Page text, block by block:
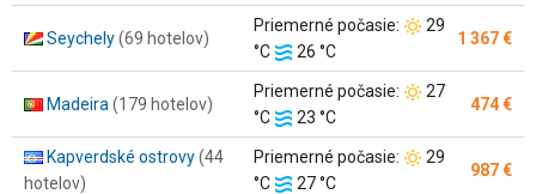
vody:
Seychely(69 hotelov)
Priemerné počasie:
Teplota
vzduchu:
29
°C
Teplota
vody:
26 °C
1 367 €
Madeira (179 hotelov)
Priemerné počasie:
Teplota
vzduchu:
27
°C
Teplota
vody:
23 °C
474 €
Kapverdské ostrovy(44
hotelov)
Priemerné počasie:
Teplota
vzduchu:
29
°C
Teplota
27 °C
987 €